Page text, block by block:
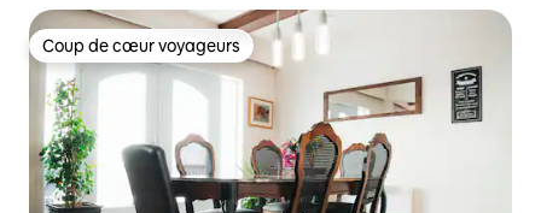
Coup de cœur voyageurs
Coup de cœur voyageurs